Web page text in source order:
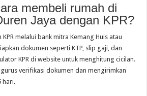
membeli rumah di
Jaya dengan KPR?
melalui bank mitra Kemang Huis atau
dokumen seperti KTP, slip gaji, dan
KPR di website untuk menghitung cicilan.
verifikasi dokumen dan mengirimkan
hari.